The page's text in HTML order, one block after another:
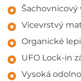
Šachovnicový
Vícevrstvý
Organické
UFO Lock-in
Vysoká